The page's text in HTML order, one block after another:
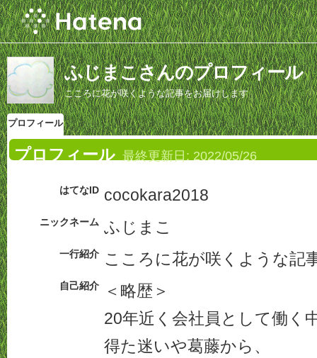
ふじまこさんのプロフィール
こころに花が咲くような記事をお届けします
プロフィール
プロフィール 最終更新日: 2022/05/26
はてなID cocokara2018
ニックネーム ふじまこ
一行紹介 こころに花が咲くような記
自己紹介
＜略歴＞
20年近く会社員として働く
得た迷いや葛藤から、